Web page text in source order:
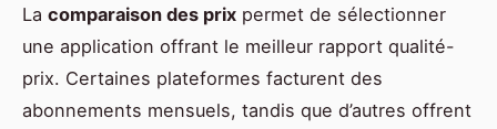
La comparaison des prix permet de sélectionner
une application offrant le meilleur rapport qualité-
prix. Certaines plateformes facturent des
abonnements mensuels, tandis que d’autres offrent